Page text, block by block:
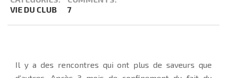
VIE DU CLUB
7
Il y a des rencontres qui ont plus de saveurs que